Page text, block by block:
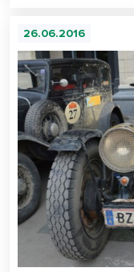
26.06.2016